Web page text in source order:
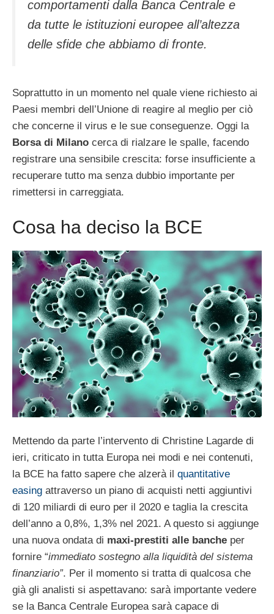
comportamenti dalla Banca Centrale e
da tutte le istituzioni europee all’altezza
delle sfide che abbiamo di fronte.
Soprattutto in un momento nel quale viene richiesto ai
Paesi membri dell’Unione di reagire al meglio per ciò
che concerne il virus e le sue conseguenze. Oggi la
Borsa di Milano cerca di rialzare le spalle, facendo
registrare una sensibile crescita: forse insufficiente a
recuperare tutto ma senza dubbio importante per
rimettersi in carreggiata.
Cosa ha deciso la BCE
Mettendo da parte l’intervento di Christine Lagarde di
ieri, criticato in tutta Europa nei modi e nei contenuti,
la BCE ha fatto sapere che alzerà il quantitative
easing attraverso un piano di acquisti netti aggiuntivi
di 120 miliardi di euro per il 2020 e taglia la crescita
dell’anno a 0,8%, 1,3% nel 2021. A questo si aggiunge
una nuova ondata di maxi-prestiti alle banche per
fornire “immediato sostegno alla liquidità del sistema
finanziario”. Per il momento si tratta di qualcosa che
già gli analisti si aspettavano: sarà importante vedere
se la Banca Centrale Europea sarà capace di